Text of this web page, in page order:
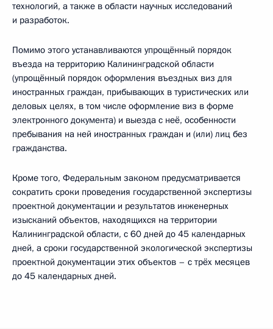
технологий, а также в области научных исследований
и разработок.
Помимо этого устанавливаются упрощённый порядок
въезда на территорию Калининградской области
(упрощённый порядок оформления въездных виз для
иностранных граждан, прибывающих в туристических или
деловых целях, в том числе оформление виз в форме
электронного документа) и выезда с неё, особенности
пребывания на ней иностранных граждан и (или) лиц без
гражданства.
Кроме того, Федеральным законом предусматривается
сократить сроки проведения государственной экспертизы
проектной документации и результатов инженерных
изысканий объектов, находящихся на территории
Калининградской области, с 60 дней до 45 календарных
дней, а сроки государственной экологической экспертизы
проектной документации этих объектов – с трёх месяцев
до 45 календарных дней.